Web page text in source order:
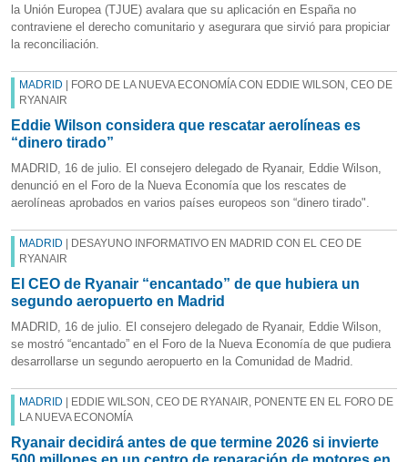
la Unión Europea (TJUE) avalara que su aplicación en España no
contraviene el derecho comunitario y asegurara que sirvió para propiciar
la reconciliación.
MADRID | FORO DE LA NUEVA ECONOMÍA CON EDDIE WILSON, CEO DE
RYANAIR
Eddie Wilson considera que rescatar aerolíneas es
“dinero tirado”
MADRID, 16 de julio. El consejero delegado de Ryanair, Eddie Wilson,
denunció en el Foro de la Nueva Economía que los rescates de
aerolíneas aprobados en varios países europeos son “dinero tirado".
MADRID | DESAYUNO INFORMATIVO EN MADRID CON EL CEO DE
RYANAIR
El CEO de Ryanair “encantado” de que hubiera un
segundo aeropuerto en Madrid
MADRID, 16 de julio. El consejero delegado de Ryanair, Eddie Wilson,
se mostró “encantado” en el Foro de la Nueva Economía de que pudiera
desarrollarse un segundo aeropuerto en la Comunidad de Madrid.
MADRID | EDDIE WILSON, CEO DE RYANAIR, PONENTE EN EL FORO DE
LA NUEVA ECONOMÍA
Ryanair decidirá antes de que termine 2026 si invierte